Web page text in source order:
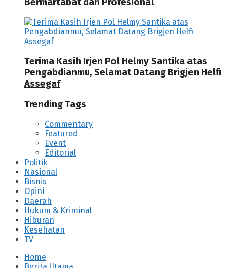
Bermartabat dan Profesional
Terima Kasih Irjen Pol Helmy Santika atas
Pengabdianmu, Selamat Datang Brigjen Helfi
Assegaf
Trending Tags
Commentary
Featured
Event
Editorial
Politik
Nasional
Bisnis
Opini
Daerah
Hukum & Kriminal
Hiburan
Kesehatan
TV
Home